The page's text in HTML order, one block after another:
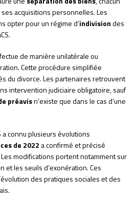
acquisitions personnelles. Les
opter pour un régime d’indivisiondes
de manière unilatérale ou
Cette procédure simplifiée
du divorce. Les partenaires retrouvent
intervention judiciaire obligatoire, sauf
préavisn’existe que dans le cas d’une
a connu plusieurs évolutions
de 2022 a confirmé et précisé
modifications portent notamment sur
et les seuils d’exonération. Ces
des pratiques sociales et des